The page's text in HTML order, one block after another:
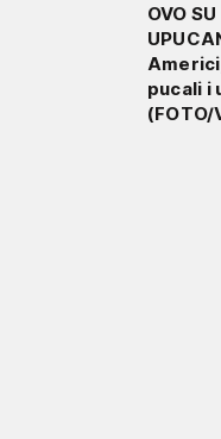
OVO
pucali i
(FOTO/